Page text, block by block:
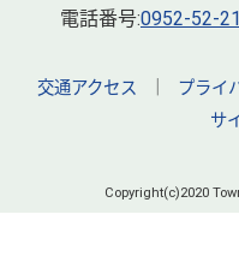
電話番号:0952-52-
交通アクセス プライ
サ
Copyright(c)2020